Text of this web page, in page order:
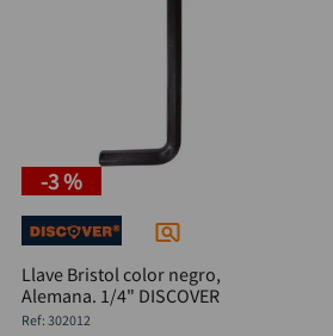
-3 %
Llave Bristol color negro,
Alemana. 1/4" DISCOVER
:302012